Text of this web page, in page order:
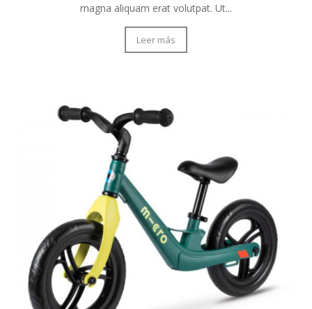
magna aliquam erat volutpat. Ut...
Leer más